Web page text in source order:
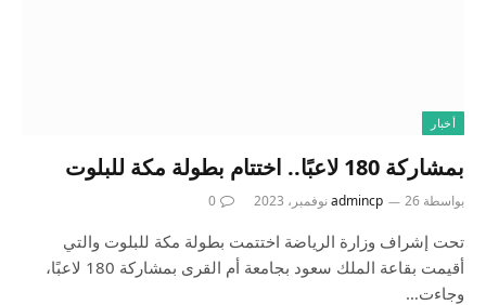
أخبار
بمشاركة 180 لاعبًا.. اختتام بطولة مكة للبلوت
بواسطة admincp 26 نوفمبر، 2023 0
تحت إشراف وزارة الرياضة اختتمت بطولة مكة للبلوت والتي
أقيمت بقاعة الملك سعود بجامعة أم القرى بمشاركة 180 لاعبًا،
وجاءت…